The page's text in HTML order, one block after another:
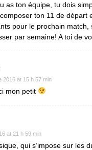
as ton équipe, tu dois
ton 11 de départ
pour le prochain match,
par semaine! A toi de
2016 at 15 h 57 min
mon petit
at 21 h 59 min
qui s’impose sur les